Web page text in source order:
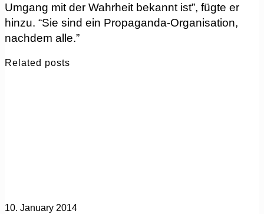
Umgang mit der Wahrheit bekannt ist”, fügte er
hinzu. “Sie sind ein Propaganda-Organisation,
nachdem alle.”
Related posts
10. January 2014